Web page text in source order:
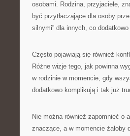
osobami. Rodzina, przyjaciele,
być przytłaczające dla osoby
silnymi” dla innych, co
Często pojawiają się również
Różne wizje tego, jak powinna
w rodzinie w momencie, gdy
dodatkowo komplikują i tak już
Nie można również zapomnieć o
znaczące, a w momencie